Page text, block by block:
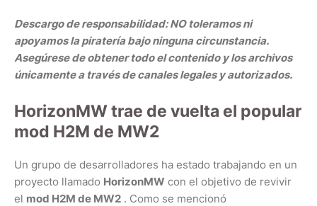
Descargo de responsabilidad: NO toleramos ni
apoyamos la piratería bajo ninguna circunstancia.
Asegúrese de obtener todo el contenido y los archivos
únicamente a través de canales legales y autorizados.
HorizonMW trae de vuelta el popular
mod H2M de MW2
Un grupo de desarrolladores ha estado trabajando en un
proyecto llamado HorizonMW con el objetivo de revivir
el mod H2M de MW2 . Como se mencionó